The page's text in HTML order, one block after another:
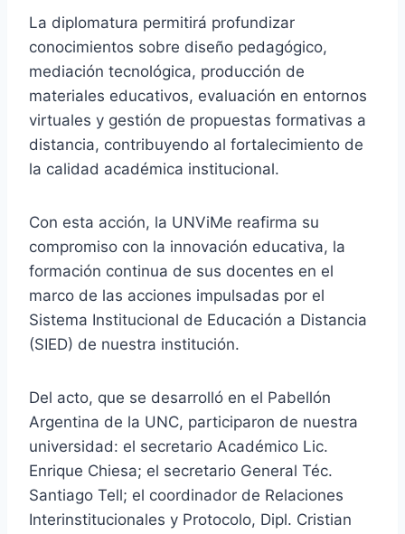
La diplomatura permitirá profundizar
conocimientos sobre diseño pedagógico,
mediación tecnológica, producción de
materiales educativos, evaluación en entornos
virtuales y gestión de propuestas formativas a
distancia, contribuyendo al fortalecimiento de
la calidad académica institucional.
Con esta acción, la UNViMe reafirma su
compromiso con la innovación educativa, la
formación continua de sus docentes en el
marco de las acciones impulsadas por el
Sistema Institucional de Educación a Distancia
(SIED) de nuestra institución.
Del acto, que se desarrolló en el Pabellón
Argentina de la UNC, participaron de nuestra
universidad: el secretario Académico Lic.
Enrique Chiesa; el secretario General Téc.
Santiago Tell; el coordinador de Relaciones
Interinstitucionales y Protocolo, Dipl. Cristian